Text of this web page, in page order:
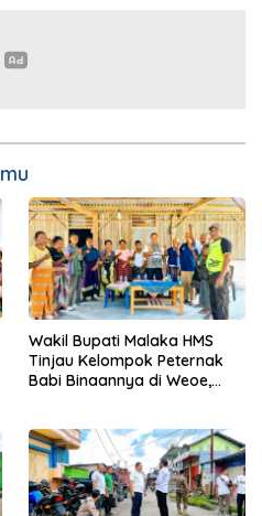
Wakil Bupati Malaka HMS
Tinjau Kelompok Peternak
Babi Binaannya di Weoe,